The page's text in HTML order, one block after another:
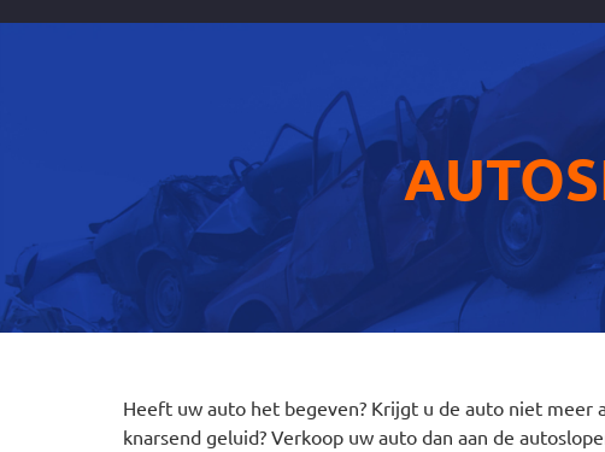
Heeft uw auto het begeven? Krijgt u de auto niet meer
knarsend geluid? Verkoop uw auto dan aan de